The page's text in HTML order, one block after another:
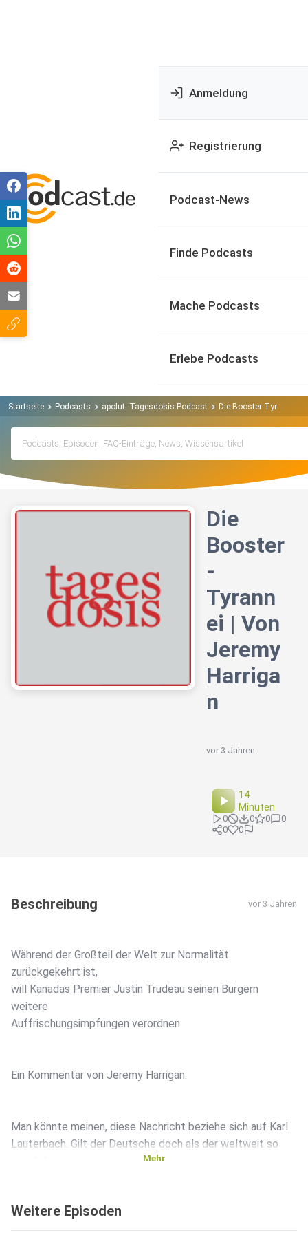
Anmeldung
Registrierung
Podcast-News
Finde Podcasts
Mache Podcasts
Erlebe Podcasts
Startseite Podcasts apolut: Tagesdosis Podcast Die Booster-Tyrannei |
Die
Booster
-
Tyrann
ei | Von
Jeremy
Harriga
n
vor 3 Jahren
14
Minuten
0 0 0
0
0
0
Beschreibung vor 3 Jahren
Während der Großteil der Welt zur Normalität
zurückgekehrt ist,
will Kanadas Premier Justin Trudeau seinen Bürgern
weitere
Auffrischungsimpfungen verordnen.
Ein Kommentar von Jeremy Harrigan.
Man könnte meinen, diese Nachricht beziehe sich auf Karl
Lauterbach. Gilt der Deutsche doch als der weltweit so
Maßnahmen-Terrors
Mehr
Weitere Episoden